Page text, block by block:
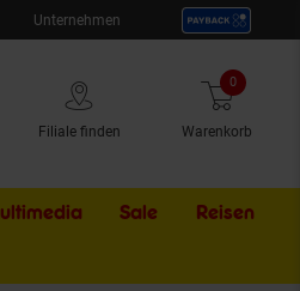
Unternehmen
Filiale finden Warenkorb
0 Artikel
Sale Externer
Reisen